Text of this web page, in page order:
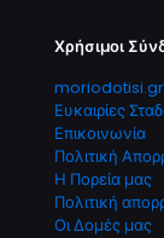
Χρήσιμοι
moriodotisi.gr
Ευκαιρίες
Επικοινωνία
Πολιτική
Η Πορεία μας
Πολιτική
Οι Δομές μας